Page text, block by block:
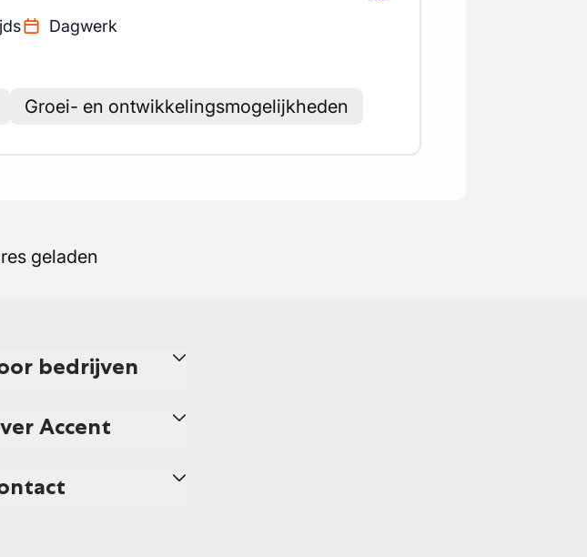
Dagwerk
Groei- en ontwikkelingsmogelijkheden
geladen
bedrijven
Accent